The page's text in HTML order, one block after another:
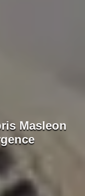
Masleon